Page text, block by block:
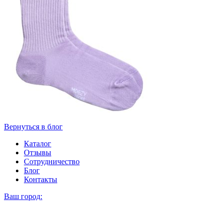
Вернуться в блог
Каталог
Отзывы
Сотрудничество
Блог
Контакты
Ваш город: